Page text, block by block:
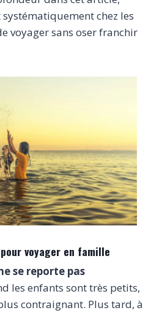
systématiquement chez les
voyager sans oser franchir
voyager en famille
se reporte pas
les enfants sont très petits,
contraignant. Plus tard, à